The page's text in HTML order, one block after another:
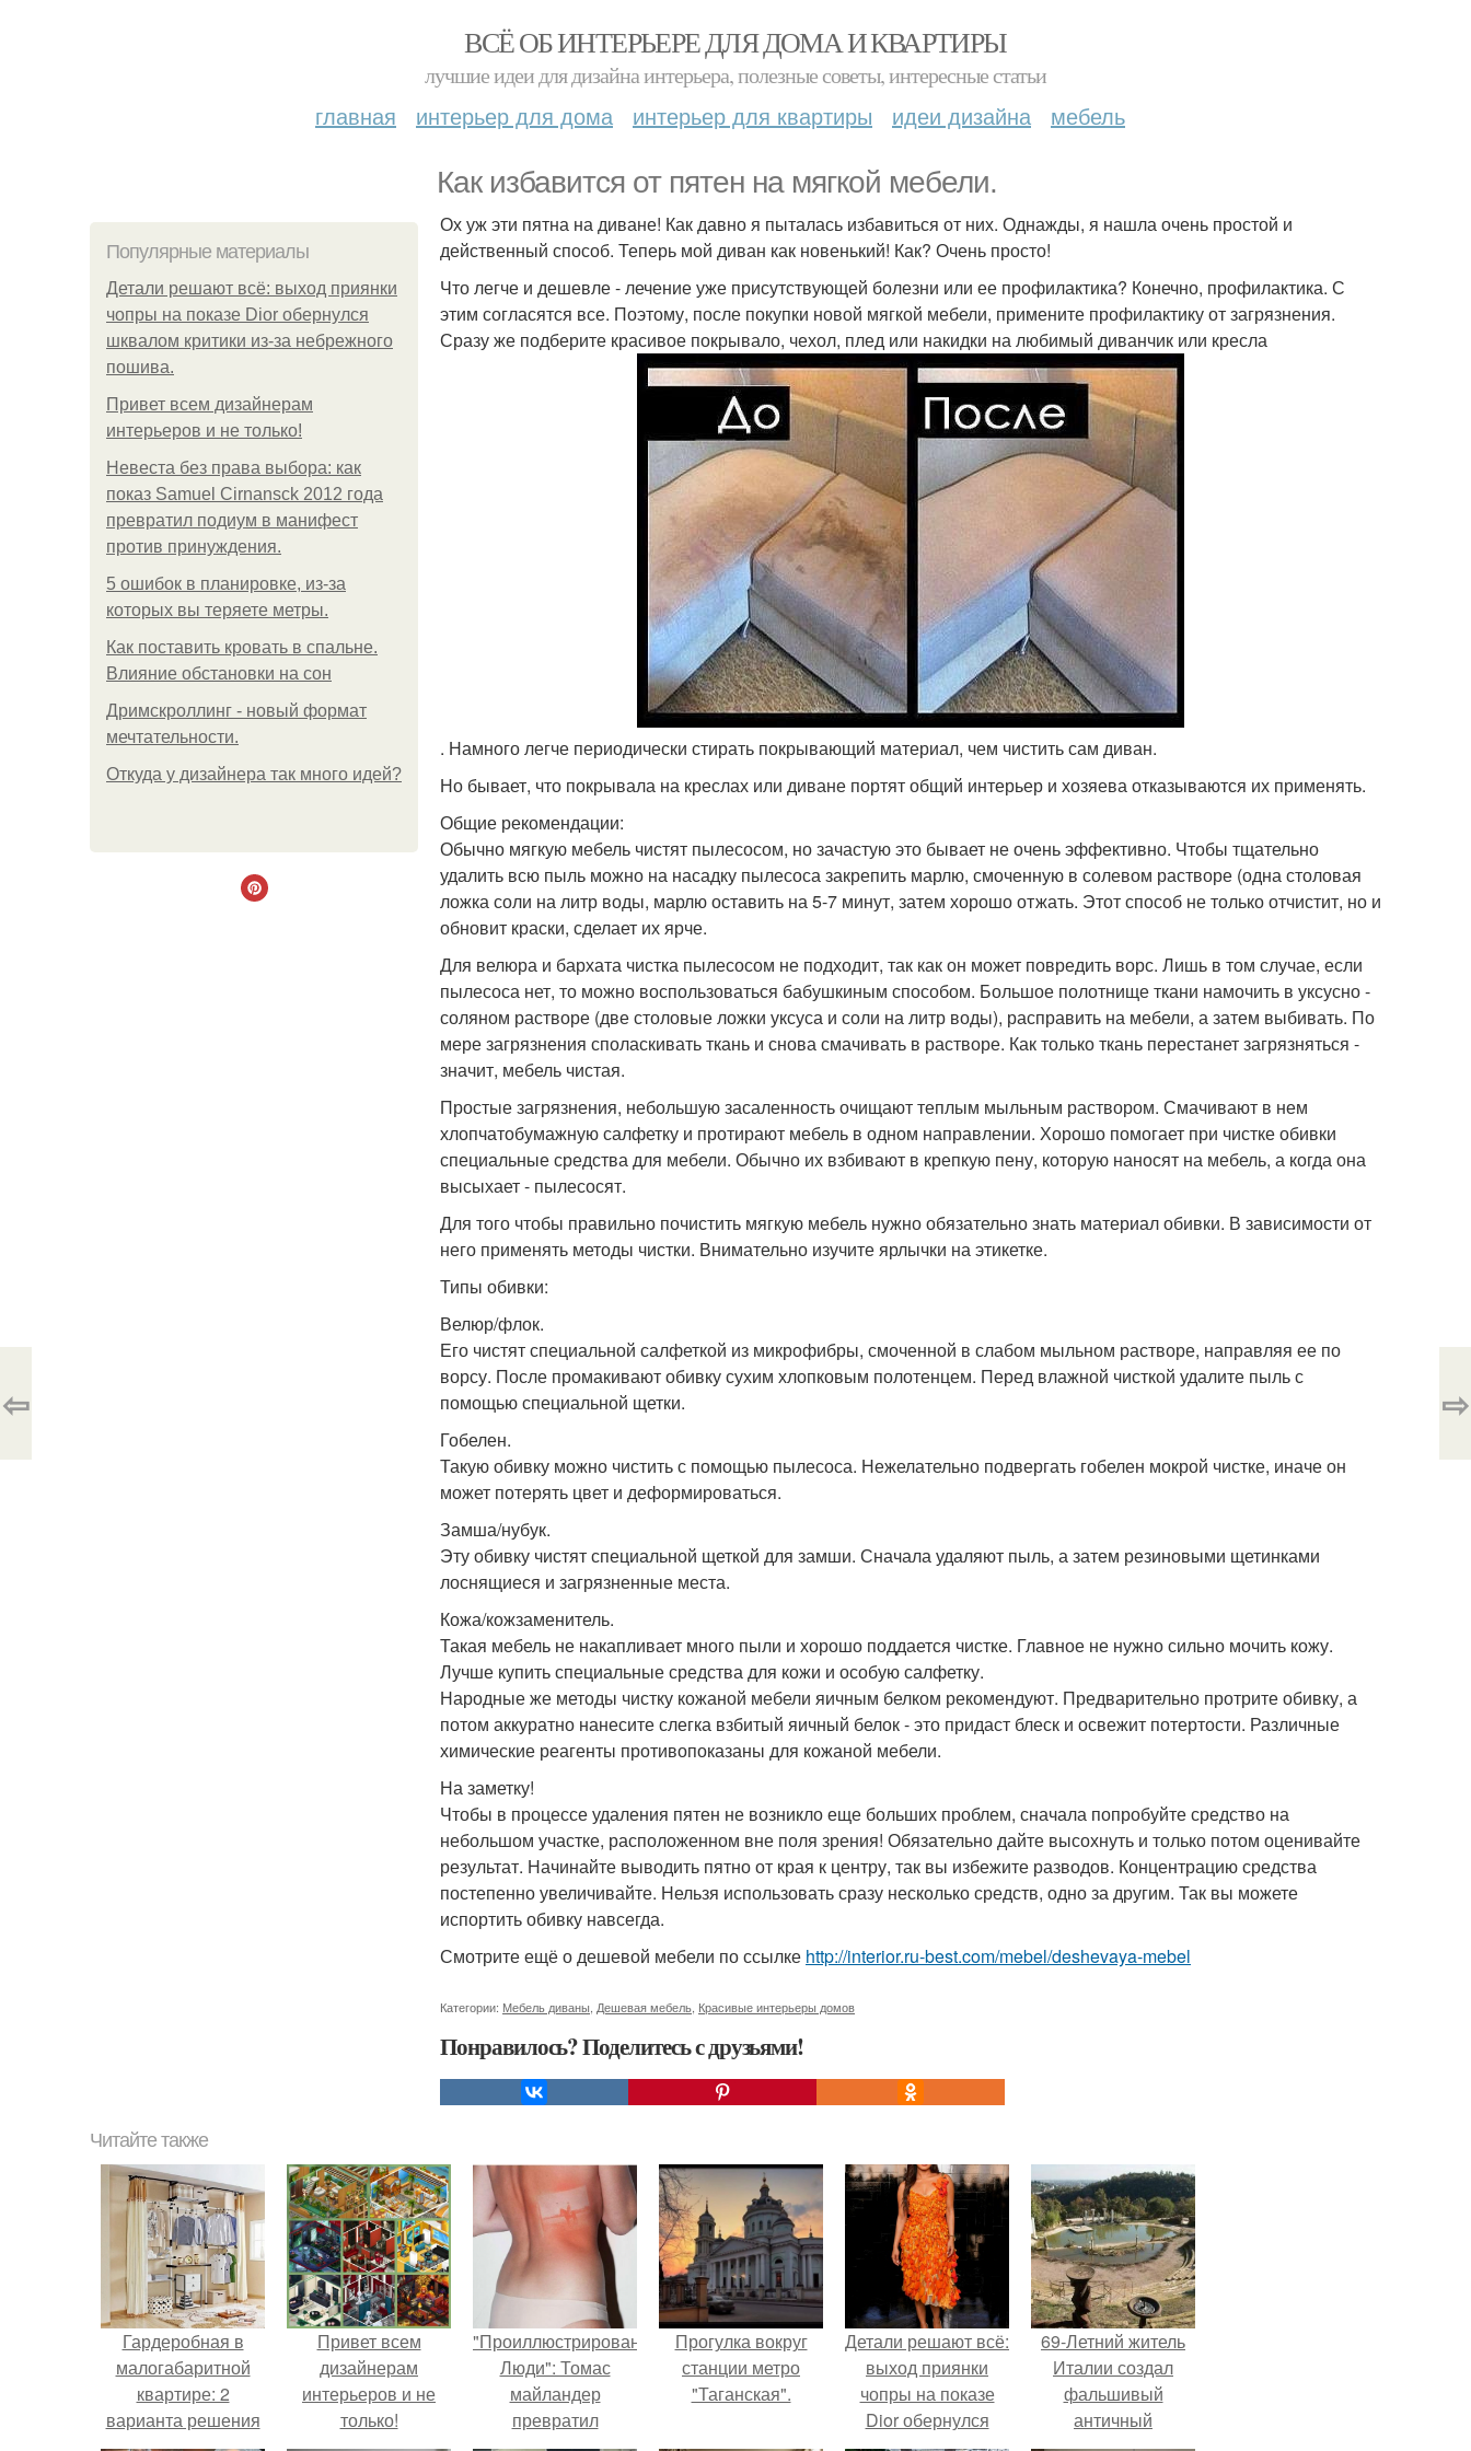
ВСЁ ОБ ИНТЕРЬЕРЕ ДЛЯ ДОМА И КВАРТИРЫ
лучшие идеи для дизайна интерьера, полезные советы, интересные статьи
главная интерьер для дома интерьер для квартиры идеи дизайна мебель
Как избавится от пятен на мягкой мебели.
Популярные материалы
Детали решают всё: выход приянки
чопры на показе Dior обернулся
шквалом критики из-за небрежного
пошива.
Привет всем дизайнерам
интерьеров и не только!
Невеста без права выбора: как
показ Samuel Cirnansck 2012 года
превратил подиум в манифест
против принуждения.
5 ошибок в планировке, из-за
которых вы теряете метры.
Как поставить кровать в спальне.
Влияние обстановки на сон
Дримскроллинг - новый формат
мечтательности.
Откуда у дизайнера так много идей?
Ох уж эти пятна на диване! Как давно я пыталась избавиться от них. Однажды, я нашла очень простой и
действенный способ. Теперь мой диван как новенький! Как? Очень просто!
Что легче и дешевле - лечение уже присутствующей болезни или ее профилактика? Конечно, профилактика. С
этим согласятся все. Поэтому, после покупки новой мягкой мебели, примените профилактику от загрязнения.
Сразу же подберите красивое покрывало, чехол, плед или накидки на любимый диванчик или кресла
. Намного легче периодически стирать покрывающий материал, чем чистить сам диван.
Но бывает, что покрывала на креслах или диване портят общий интерьер и хозяева отказываются их применять.
Общие рекомендации:
Обычно мягкую мебель чистят пылесосом, но зачастую это бывает не очень эффективно. Чтобы тщательно
удалить всю пыль можно на насадку пылесоса закрепить марлю, смоченную в солевом растворе (одна столовая
ложка соли на литр воды, марлю оставить на 5-7 минут, затем хорошо отжать. Этот способ не только отчистит, но и
обновит краски, сделает их ярче.
Для велюра и бархата чистка пылесосом не подходит, так как он может повредить ворс. Лишь в том случае, если
пылесоса нет, то можно воспользоваться бабушкиным способом. Большое полотнище ткани намочить в уксусно -
соляном растворе (две столовые ложки уксуса и соли на литр воды), расправить на мебели, а затем выбивать. По
мере загрязнения споласкивать ткань и снова смачивать в растворе. Как только ткань перестанет загрязняться -
значит, мебель чистая.
Простые загрязнения, небольшую засаленность очищают теплым мыльным раствором. Смачивают в нем
хлопчатобумажную салфетку и протирают мебель в одном направлении. Хорошо помогает при чистке обивки
специальные средства для мебели. Обычно их взбивают в крепкую пену, которую наносят на мебель, а когда она
высыхает - пылесосят.
Для того чтобы правильно почистить мягкую мебель нужно обязательно знать материал обивки. В зависимости от
него применять методы чистки. Внимательно изучите ярлычки на этикетке.
Типы обивки:
Велюр/флок.
Его чистят специальной салфеткой из микрофибры, смоченной в слабом мыльном растворе, направляя ее по
ворсу. После промакивают обивку сухим хлопковым полотенцем. Перед влажной чисткой удалите пыль с
помощью специальной щетки.
Гобелен.
Такую обивку можно чистить с помощью пылесоса. Нежелательно подвергать гобелен мокрой чистке, иначе он
может потерять цвет и деформироваться.
Замша/нубук.
Эту обивку чистят специальной щеткой для замши. Сначала удаляют пыль, а затем резиновыми щетинками
лоснящиеся и загрязненные места.
Кожа/кожзаменитель.
Такая мебель не накапливает много пыли и хорошо поддается чистке. Главное не нужно сильно мочить кожу.
Лучше купить специальные средства для кожи и особую салфетку.
Народные же методы чистку кожаной мебели яичным белком рекомендуют. Предварительно протрите обивку, а
потом аккуратно нанесите слегка взбитый яичный белок - это придаст блеск и освежит потертости. Различные
химические реагенты противопоказаны для кожаной мебели.
На заметку!
Чтобы в процессе удаления пятен не возникло еще больших проблем, сначала попробуйте средство на
небольшом участке, расположенном вне поля зрения! Обязательно дайте высохнуть и только потом оценивайте
результат. Начинайте выводить пятно от края к центру, так вы избежите разводов. Концентрацию средства
постепенно увеличивайте. Нельзя использовать сразу несколько средств, одно за другим. Так вы можете
испортить обивку навсегда.
Смотрите ещё о дешевой мебели по ссылке http://interior.ru-best.com/mebel/deshevaya-mebel
Категории: Мебель диваны Дешевая мебель Красивые интерьеры домов
Понравилось? Поделитесь с друзьями!
⇦ ⇨
Читайте также
Гардеробная в
малогабаритной
квартире: 2
варианта решения
Привет всем
дизайнерам
интерьеров и не
только!
"Проиллюстрированные
Люди": Томас
майландер
превратил
Прогулка вокруг
станции метро
"Таганская".
Детали решают всё:
выход приянки
чопры на показе
Dior обернулся
69-Летний житель
Италии создал
фальшивый
античный